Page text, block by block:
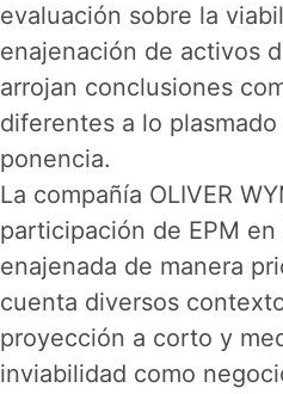
evaluación sobre la
enajenación de activos
arrojan conclusiones
diferentes a lo
ponencia.
La compañía OLIVER
participación de EPM en
enajenada de manera
cuenta diversos
proyección a corto y
inviabilidad como